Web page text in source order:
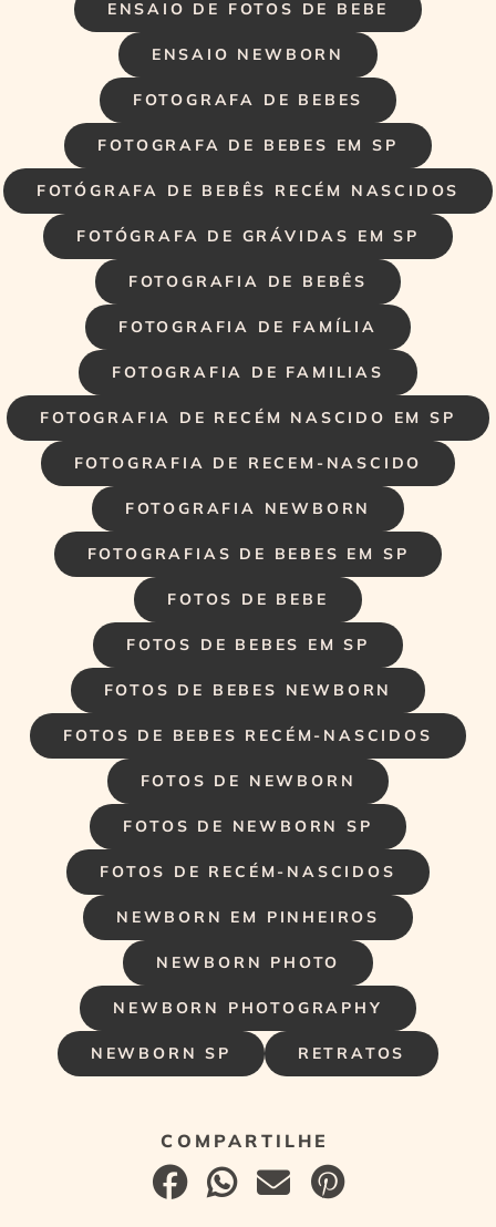
ENSAIO DE FOTOS DE BEBE
ENSAIO NEWBORN
FOTOGRAFA DE BEBES
FOTOGRAFA DE BEBES EM SP
FOTÓGRAFA DE BEBÊS RECÉM NASCIDOS
FOTÓGRAFA DE GRÁVIDAS EM SP
FOTOGRAFIA DE BEBÊS
FOTOGRAFIA DE FAMÍLIA
FOTOGRAFIA DE FAMILIAS
FOTOGRAFIA DE RECÉM NASCIDO EM SP
FOTOGRAFIA DE RECEM-NASCIDO
FOTOGRAFIA NEWBORN
FOTOGRAFIAS DE BEBES EM SP
FOTOS DE BEBE
FOTOS DE BEBES EM SP
FOTOS DE BEBES NEWBORN
FOTOS DE BEBES RECÉM-NASCIDOS
FOTOS DE NEWBORN
FOTOS DE NEWBORN SP
FOTOS DE RECÉM-NASCIDOS
NEWBORN EM PINHEIROS
NEWBORN PHOTO
NEWBORN PHOTOGRAPHY
NEWBORN SP RETRATOS